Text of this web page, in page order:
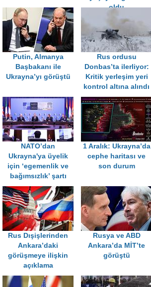
oldu
Putin, Almanya
Başbakanı ile
Ukrayna’yı görüştü
Rus ordusu
Donbas’ta ilerliyor:
Kritik yerleşim yeri
kontrol altına alındı
NATO’dan
Ukrayna'ya üyelik
için ‘egemenlik ve
bağımsızlık’ şartı
1 Aralık: Ukrayna’da
cephe haritası ve
son durum
Rus Dışişlerinden
Ankara’daki
görüşmeye ilişkin
açıklama
Rusya ve ABD
Ankara’da MİT’te
görüştü